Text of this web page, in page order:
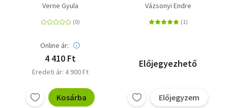
Verne Gyula
Online ár:
4 410 Ft
Eredeti ár: 4 900 Ft
Kosárba
Vázsonyi Endre
Előjegyezhető
Előjegyzem